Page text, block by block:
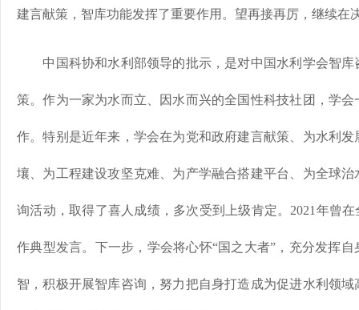
建言献策，智库功能发挥了重要作用。望再接再厉，继续在
中国科协和水利部领导的批示，是对中国水利学会智库
策。作为一家为水而立、因水而兴的全国性科技社团，学
作。特别是近年来，学会在为党和政府建言献策、为水利
壤、为工程建设攻坚克难、为产学融合搭建平台、为全球
询活动，取得了喜人成绩，多次受到上级肯定。2021年曾
作典型发言。下一步，学会将心怀“国之大者”，充分发挥
智，积极开展智库咨询，努力把自身打造成为促进水利领